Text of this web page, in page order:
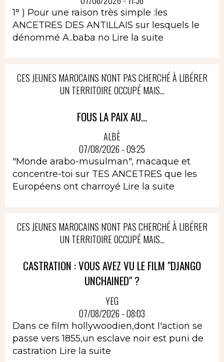
1° ) Pour une raison très simple :les
ANCETRES DES ANTILLAIS sur lesquels le
dénommé A..baba no Lire la suite
CES JEUNES MAROCAINS N'ONT PAS CHERCHÉ À LIBÉRER
UN TERRITOIRE OCCUPÉ MAIS...
FOUS LA PAIX AU...
ALBÈ
07/08/2026 - 09:25
"Monde arabo-musulman", macaque et
concentre-toi sur TES ANCETRES que les
Européens ont charroyé Lire la suite
CES JEUNES MAROCAINS N'ONT PAS CHERCHÉ À LIBÉRER
UN TERRITOIRE OCCUPÉ MAIS...
CASTRATION : VOUS AVEZ VU LE FILM "DJANGO
UNCHAINED" ?
YEG
07/08/2026 - 08:03
Dans ce film hollywoodien,dont l'action se
passe vers 1855,un esclave noir est puni de
castration Lire la suite